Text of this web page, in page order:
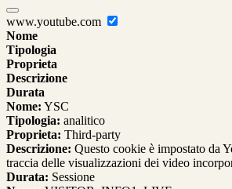
www.youtube.com
Nome
Tipologia
Proprieta
Descrizione
Durata
Nome: YSC
Tipologia: analitico
Proprieta: Third-party
Descrizione: Questo cookie è impostato da
traccia delle visualizzazioni dei video
Durata: Sessione